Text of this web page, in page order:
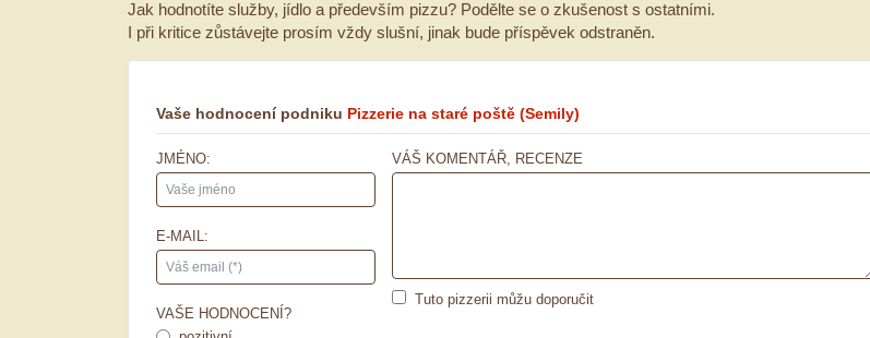
Jak hodnotíte služby, jídlo a především pizzu? Podělte se o zkušenost s ostatními.
I při kritice zůstávejte prosím vždy slušní, jinak bude příspěvek odstraněn.
Vaše hodnocení podniku Pizzerie na staré poště (Semily)
JMÉNO:
E-MAIL:
VAŠE HODNOCENÍ?
VÁŠ KOMENTÁŘ, RECENZE
Tuto pizzerii můžu doporučit